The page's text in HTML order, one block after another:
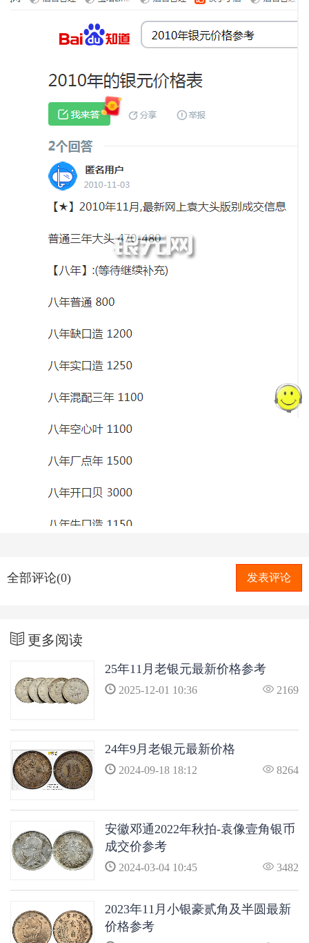
全部评论(0) 发表评论
更多阅读
25年11月老银元最新价格参考
2025-12-01 10:36 2169
24年9月老银元最新价格
2024-09-18 18:12 8264
安徽邓通2022年秋拍-袁像壹角银币
成交价参考
2024-03-04 10:45 3482
2023年11月小银豪贰角及半圆最新
价格参考